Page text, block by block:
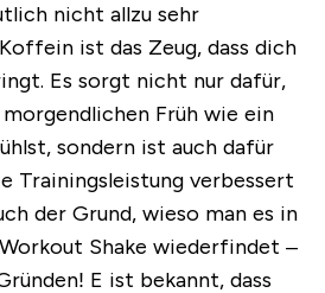
nicht allzu sehr
ist das Zeug, dass dich
Es sorgt nicht nur dafür,
Früh wie ein
sondern ist auch dafür
Trainingsleistung verbessert
der Grund, wieso man es in
Shake wiederfindet –
E ist bekannt, dass